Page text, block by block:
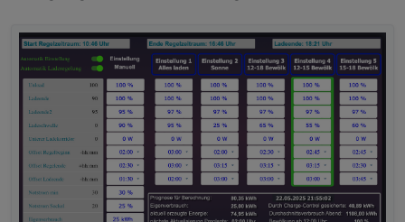
ist oder der E3DC Regelung.